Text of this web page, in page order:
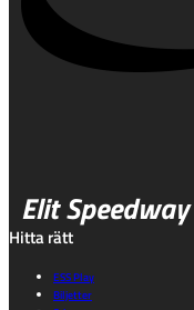
Elit Speedway
Hitta rätt
ESS Play
Biljetter